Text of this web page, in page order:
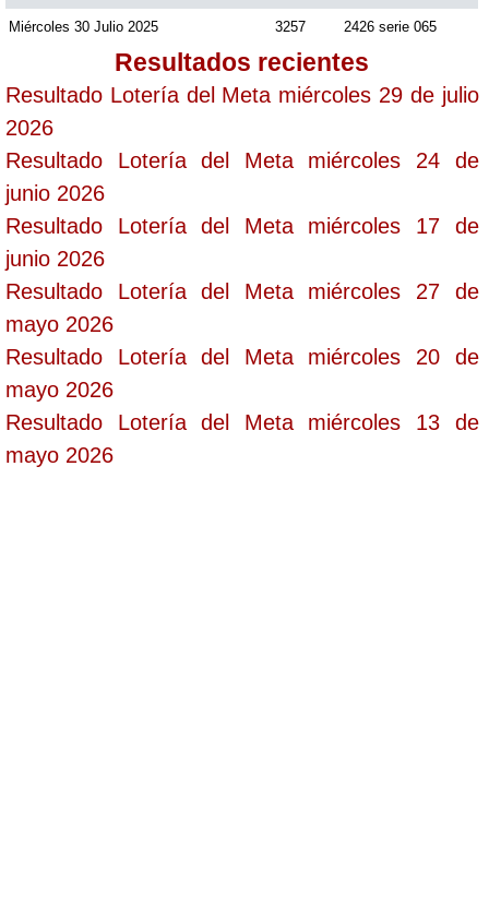
Miércoles 30 Julio 2025 3257 2426 serie 065
Resultados recientes
Resultado Lotería del Meta miércoles 29 de julio
2026
Resultado Lotería del Meta miércoles 24 de
junio 2026
Resultado Lotería del Meta miércoles 17 de
junio 2026
Resultado Lotería del Meta miércoles 27 de
mayo 2026
Resultado Lotería del Meta miércoles 20 de
mayo 2026
Resultado Lotería del Meta miércoles 13 de
mayo 2026